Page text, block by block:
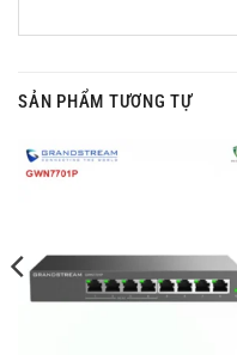
SẢN PHẨM TƯƠNG TỰ